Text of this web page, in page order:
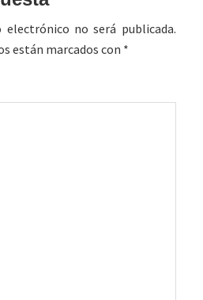
electrónico no será publicada.
están marcados con *